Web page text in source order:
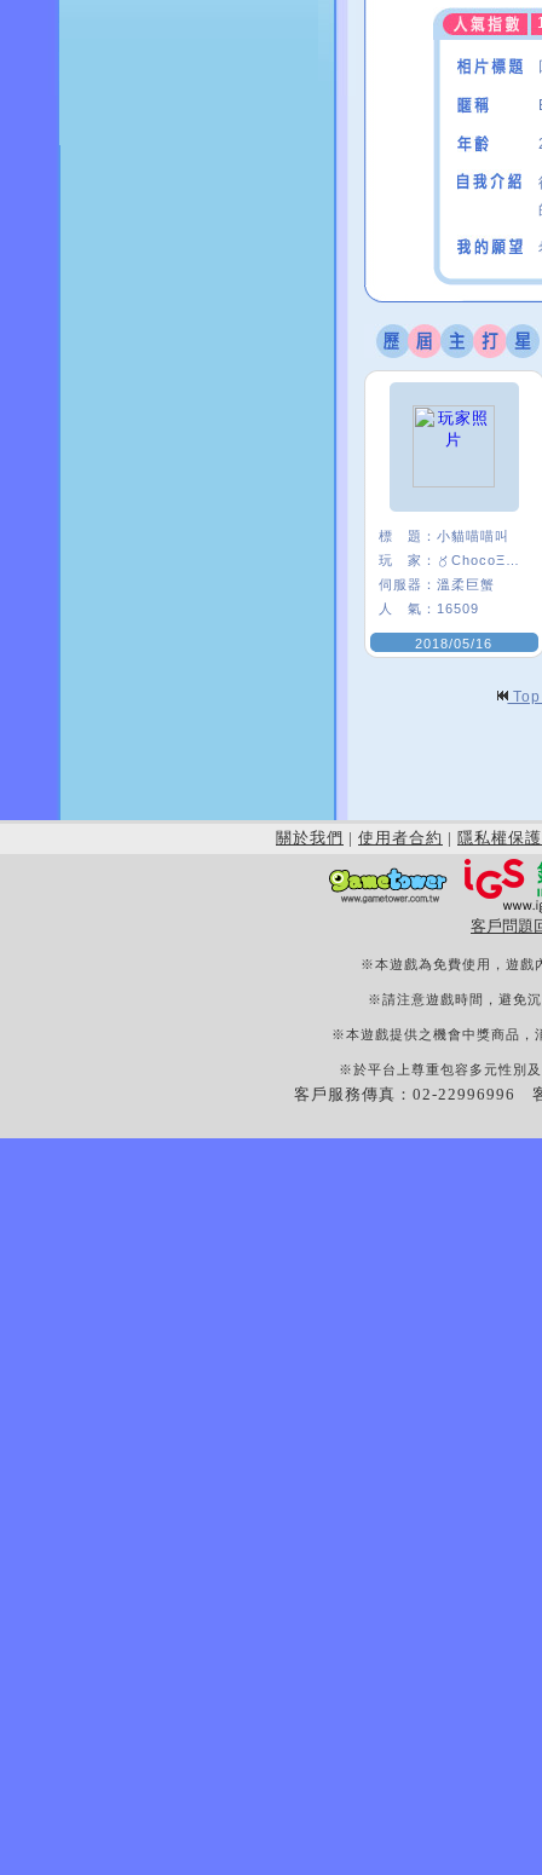
標 題： 小貓喵喵叫
玩 家：
伺服器： 溫柔巨蟹
人 氣： 16509
2018/05/16
關於我們 | 使用者合約 | 隱私權保護
客戶問題
※本遊戲為免費使用，遊戲
※請注意遊戲時間，避免
※本遊戲提供之機會中獎商品，
※於平台上尊重包容多元性別
客戶服務傳真：02-22996996